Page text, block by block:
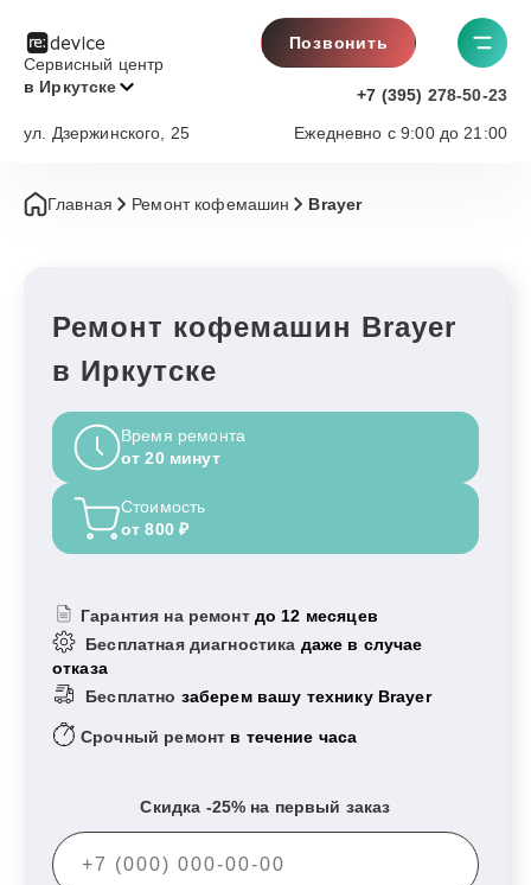
Сервисный центр
в Иркутске
Позвонить
+7 (395) 278-50-23
Ежедневно с 9:00 до 21:00
ул. Дзержинского, 25
Главная Ремонт кофемашин Brayer
Ремонт кофемашин Brayer
в Иркутске
Время ремонта
от 20 минут
Стоимость
от 800 ₽
Гарантия на ремонт до 12 месяцев
Бесплатная диагностика даже в случае
отказа
Бесплатно заберем вашу технику Brayer
Срочный ремонт в течение часа
Скидка -25% на первый заказ